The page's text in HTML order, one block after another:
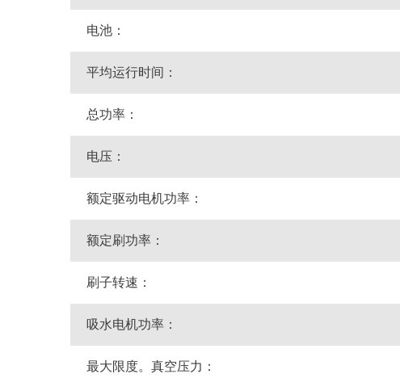
电池：
平均运行时间：
总功率：
电压：
额定驱动电机功率：
额定刷功率：
刷子转速：
吸水电机功率：
最大限度。真空压力：